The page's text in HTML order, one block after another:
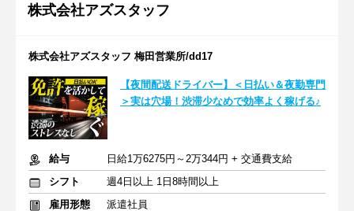
株式会社アズスタッフ
株式会社アズスタッフ 梅田営業所/dd17
【夜間配送ドライバー】＜日払い＆夜勤専門
＞実は穴場！渋滞少なめで効率よく稼げる♪
給与
日給1万6275円～2万344円 + 交通費支給
シフト
週4日以上 1日8時間以上
雇用形態
派遣社員